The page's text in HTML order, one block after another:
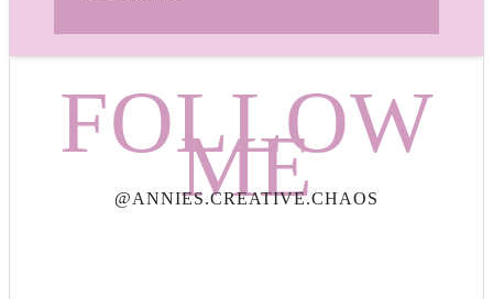
FOLLOW
ME
@ANNIES.CREATIVE.CHAOS